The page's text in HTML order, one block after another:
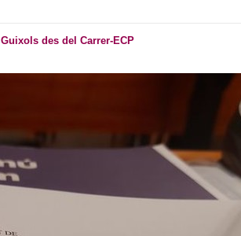
Guixols des del Carrer-ECP